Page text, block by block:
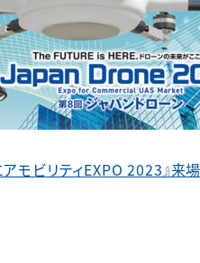
ビリティEXPO 2023』来